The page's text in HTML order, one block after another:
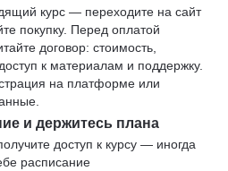
курс — переходите на сайт
покупку. Перед оплатой
договор: стоимость,
к материалам и поддержку.
на платформе или
и держитесь плана
доступ к курсу — иногда
расписание